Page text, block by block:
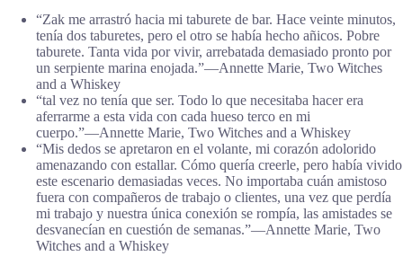
“Zak me arrastró hacia mi taburete de bar. Hace veinte minutos,
tenía dos taburetes, pero el otro se había hecho añicos. Pobre
taburete. Tanta vida por vivir, arrebatada demasiado pronto por
un serpiente marina enojada.”―Annette Marie, Two Witches
and a Whiskey
“tal vez no tenía que ser. Todo lo que necesitaba hacer era
aferrarme a esta vida con cada hueso terco en mi
cuerpo.”―Annette Marie, Two Witches and a Whiskey
“Mis dedos se apretaron en el volante, mi corazón adolorido
amenazando con estallar. Cómo quería creerle, pero había vivido
este escenario demasiadas veces. No importaba cuán amistoso
fuera con compañeros de trabajo o clientes, una vez que perdía
mi trabajo y nuestra única conexión se rompía, las amistades se
desvanecían en cuestión de semanas.”―Annette Marie, Two
Witches and a Whiskey